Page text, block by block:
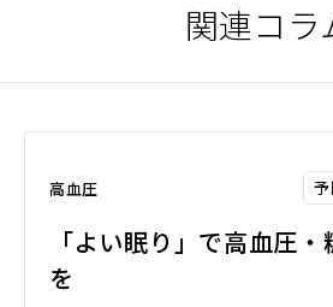
関連コラ
高血圧
「よい眠り」で高血圧
を